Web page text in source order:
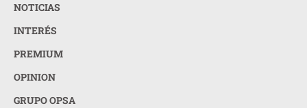
NOTICIAS
INTERÉS
PREMIUM
OPINION
GRUPO OPSA